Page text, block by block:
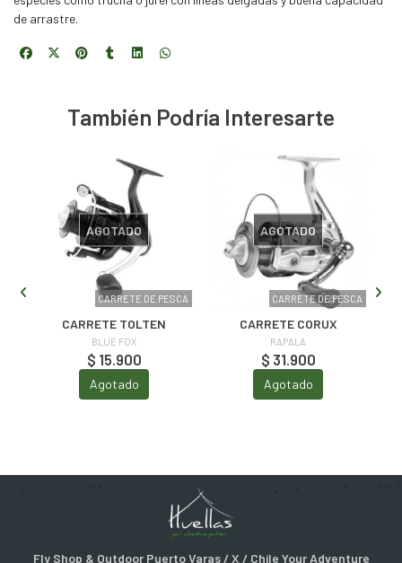
de arrastre.
También Podría Interesarte
CARRETE DE PESCA
AGOTADO
CARRETE TOLTEN
BLUE FOX
$ 15.900
Agotado
CARRETE DE PESCA
AGOTADO
CARRETE CORUX
RAPALA
$ 31.900
Agotado
Fly Shop & Outdoor Puerto Varas / X / Chile Your Adventure